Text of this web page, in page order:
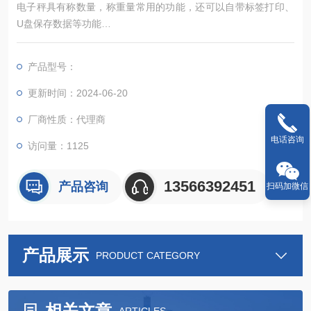
电子秤具有称数量，称重量常用的功能，还可以自带标签打印、
U盘保存数据等功能
标签秤可以打印二维码：二维码信息包括 品名 型号 称重日期 重
数据.
只需要把货物放在秤上，电子秤自动打印不干胶标签，内容可自
产品型号：
更新时间：2024-06-20
厂商性质：代理商
访问量：1125
产品咨询 13566392451
产品展示 PRODUCT CATEGORY
电话咨询
扫码加微信